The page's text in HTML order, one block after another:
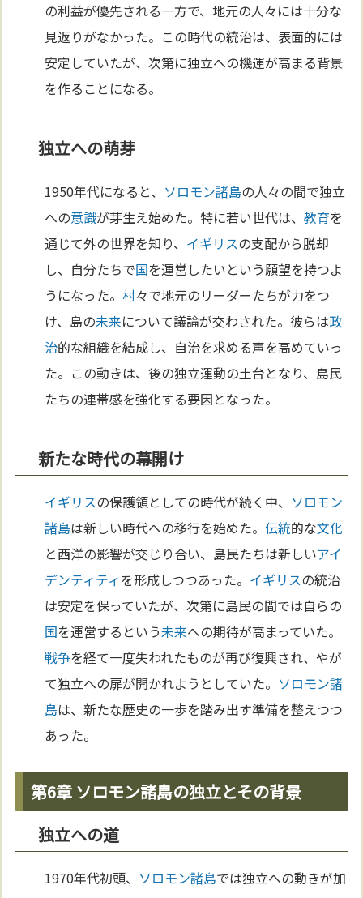
の利益が優先される一方で、地元の人々には十分な
見返りがなかった。この時代の統治は、表面的には
安定していたが、次第に独立への機運が高まる背景
を作ることになる。
独立への萌芽
1950年代になると、 ソロモン諸島の人々の間で独立
への意識が芽生え始めた。特に若い世代は、教育を
通じて外の世界を知り、 イギリスの支配から脱却
し、自分たちで国を運営したいという願望を持つよ
うになった。村々で地元のリーダーたちが力をつ
け、島の未来について議論が交わされた。彼らは政
治的な組織を結成し、自治を求める声を高めていっ
た。この動きは、後の独立運動の土台となり、島民
たちの連帯感を強化する要因となった。
新たな時代の幕開け
イギリスの保護領としての時代が続く中、 ソロモン
諸島は新しい時代への移行を始めた。伝統的な文化
と西洋の影響が交じり合い、島民たちは新しいアイ
デンティティを形成しつつあった。 イギリスの統治
は安定を保っていたが、次第に島民の間では自らの
国を運営するという未来への期待が高まっていた。
戦争を経て一度失われたものが再び復興され、やが
て独立への扉が開かれようとしていた。 ソロモン諸
島は、新たな歴史の一歩を踏み出す準備を整えつつ
あった。
第6章 ソロモン諸島の独立とその背景
独立への道
1970年代初頭、 ソロモン諸島では独立への動きが加